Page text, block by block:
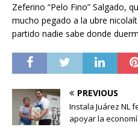
Zeferino “Pelo Fino” Salgado,
mucho pegado a la ubre
partido nadie sabe donde
PREVIOUS
Instala Juárez NL
apoyar la